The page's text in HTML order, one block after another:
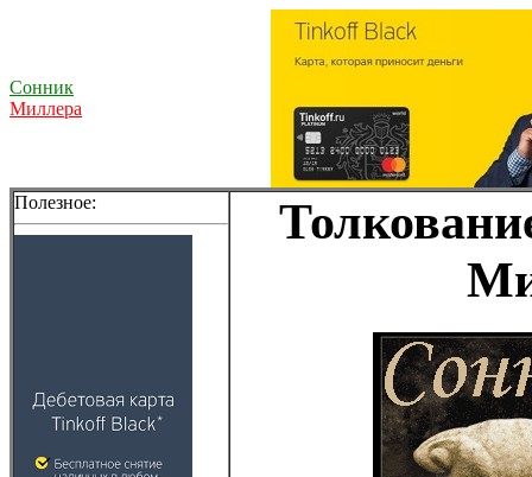
Сонник
Миллера
Полезное: